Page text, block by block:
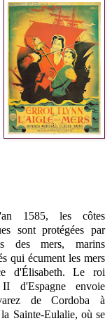
1585, les côtes
sont protégées par
des mers, marins
qui écument les mers
d'Élisabeth. Le roi
d'Espagne envoie
de Cordoba à
Sainte-Eulalie, où se